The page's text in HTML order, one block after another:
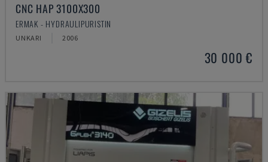
CNC HAP 3100X300
ERMAK - HYDRAULIPURISTIN
UNKARI 2006
30 000 €